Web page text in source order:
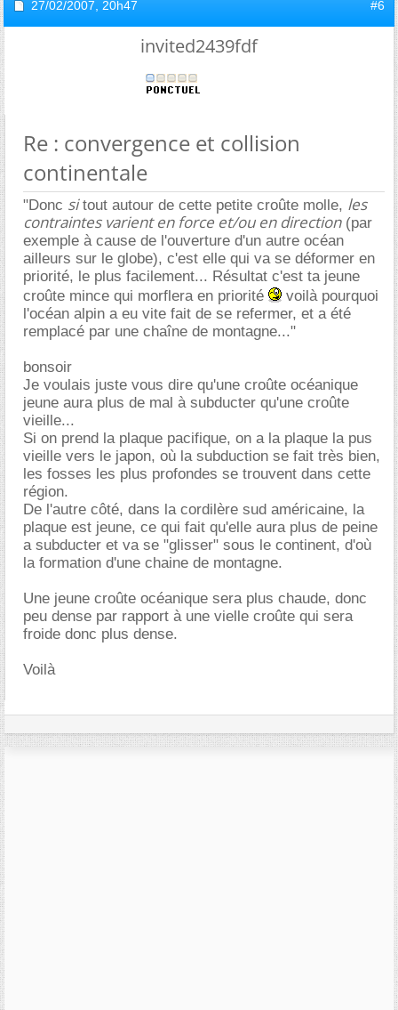
27/02/2007, 20h47 #6
invited2439fdf
Re : convergence et collision
continentale
"Donc sitout autour de cette petite croûte molle, les
contraintes varient en force et/ou en direction(par
exemple à cause de l'ouverture d'un autre océan
ailleurs sur le globe), c'est elle qui va se déformer en
priorité, le plus facilement... Résultat c'est ta jeune
croûte mince qui morflera en priorité
voilà pourquoi
l'océan alpin a eu vite fait de se refermer, et a été
remplacé par une chaîne de montagne..."
bonsoir
Je voulais juste vous dire qu'une croûte océanique
jeune aura plus de mal à subducter qu'une croûte
vieille...
Si on prend la plaque pacifique, on a la plaque la pus
vieille vers le japon, où la subduction se fait très bien,
les fosses les plus profondes se trouvent dans cette
région.
De l'autre côté, dans la cordilère sud américaine, la
plaque est jeune, ce qui fait qu'elle aura plus de peine
a subducter et va se "glisser" sous le continent, d'où
la formation d'une chaine de montagne.
Une jeune croûte océanique sera plus chaude, donc
peu dense par rapport à une vielle croûte qui sera
froide donc plus dense.
Voilà